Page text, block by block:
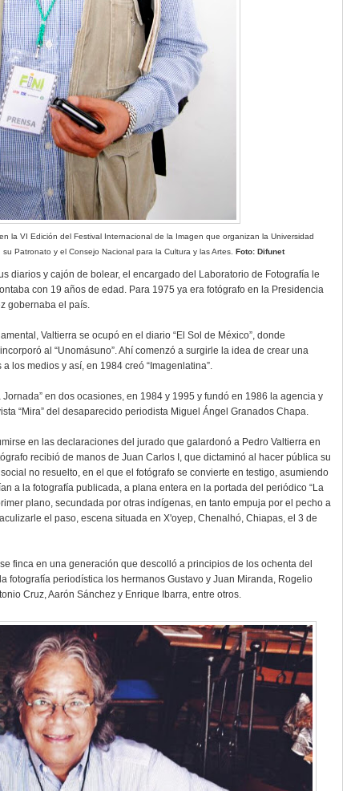
la VI Edición del Festival Internacional de la Imagen que organizan la Universidad
Patronato y el Consejo Nacional para la Cultura y las Artes. Foto: Difunet
diarios y cajón de bolear, el encargado del Laboratorio de Fotografía le
con 19 años de edad. Para 1975 ya era fotógrafo en la Presidencia
gobernaba el país.
Valtierra se ocupó en el diario “El Sol de México”, donde
al “Unomásuno”. Ahí comenzó a surgirle la idea de crear una
los medios y así, en 1984 creó “Imagenlatina”.
en dos ocasiones, en 1984 y 1995 y fundó en 1986 la agencia y
“Mira” del desaparecido periodista Miguel Ángel Granados Chapa.
en las declaraciones del jurado que galardonó a Pedro Valtierra en
recibió de manos de Juan Carlos I, que dictaminó al hacer pública su
no resuelto, en el que el fotógrafo se convierte en testigo, asumiendo
a la fotografía publicada, a plana entera en la portada del periódico “La
plano, secundada por otras indígenas, en tanto empuja por el pecho a
el paso, escena situada en X'oyep, Chenalhó, Chiapas, el 3 de
finca en una generación que descolló a principios de los ochenta del
fotografía periodística los hermanos Gustavo y Juan Miranda, Rogelio
Cruz, Aarón Sánchez y Enrique Ibarra, entre otros.